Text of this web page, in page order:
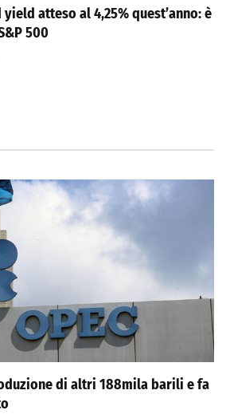
yield atteso al 4,25% quest’anno: è
500
di altri 188mila barili e fa